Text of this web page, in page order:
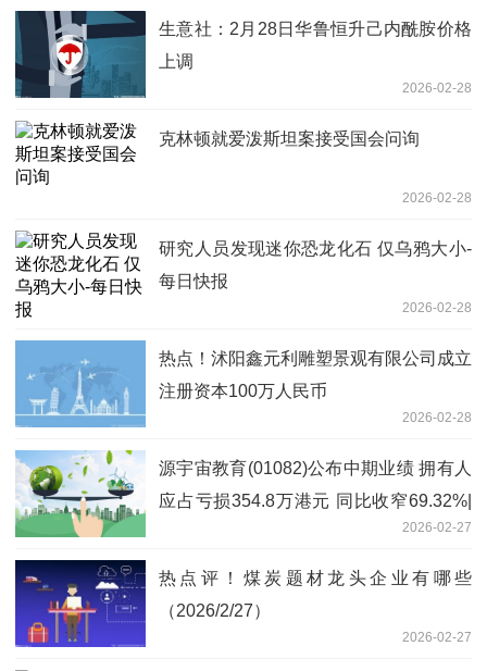
生意社：2月28日华鲁恒升己内酰胺价格
上调
2026-02-28
克林顿就爱泼斯坦案接受国会问询
2026-02-28
研究人员发现迷你恐龙化石 仅乌鸦大小-
每日快报
2026-02-28
热点！沭阳鑫元利雕塑景观有限公司成立
注册资本100万人民币
2026-02-28
源宇宙教育(01082)公布中期业绩 拥有人
应占亏损354.8万港元 同比收窄69.32%|
2026-02-27
热点评！煤炭题材龙头企业有哪些
（2026/2/27）
2026-02-27